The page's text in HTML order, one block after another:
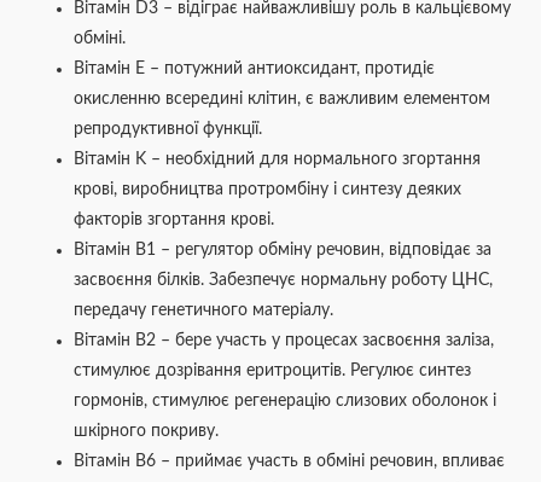
Вітамін D3 – відіграє найважливішу роль в кальцієвому
обміні.
Вітамін E – потужний антиоксидант, протидіє
окисленню всередині клітин, є важливим елементом
репродуктивної функції.
Вітамін K – необхідний для нормального згортання
крові, виробництва протромбіну і синтезу деяких
факторів згортання крові.
Вітамін B1 – регулятор обміну речовин, відповідає за
засвоєння білків. Забезпечує нормальну роботу ЦНС,
передачу генетичного матеріалу.
Вітамін В2 – бере участь у процесах засвоєння заліза,
стимулює дозрівання еритроцитів. Регулює синтез
гормонів, стимулює регенерацію слизових оболонок і
шкірного покриву.
Вітамін B6 – приймає участь в обміні речовин, впливає